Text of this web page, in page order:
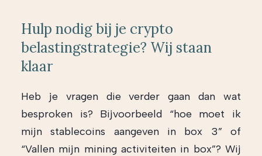
Hulp nodig bij je crypto
belastingstrategie? Wij staan
klaar
Heb je vragen die verder gaan dan wat
besproken is? Bijvoorbeeld “hoe moet ik
mijn stablecoins aangeven in box 3” of
“Vallen mijn mining activiteiten in box”? Wij